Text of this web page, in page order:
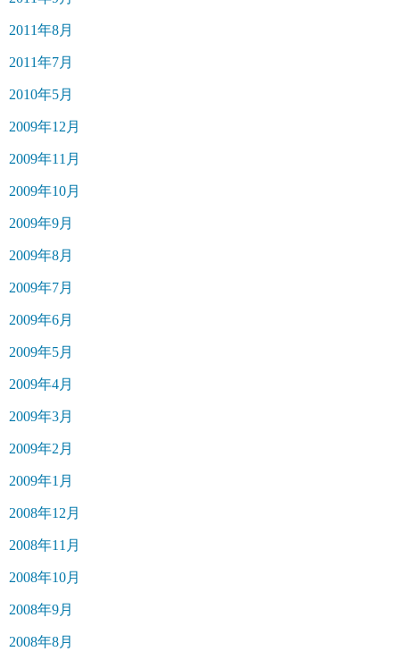
2011年8月
2011年7月
2010年5月
2009年12月
2009年11月
2009年10月
2009年9月
2009年8月
2009年7月
2009年6月
2009年5月
2009年4月
2009年3月
2009年2月
2009年1月
2008年12月
2008年11月
2008年10月
2008年9月
2008年8月